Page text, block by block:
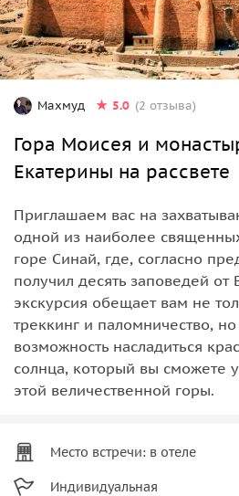
Махмуд 5.0 (2 отзыва)
Гора Моисея и
Екатерины на рассвете
Приглашаем вас на
одной из наиболее
горе Синай, где, согласно
получил десять заповедей от
экскурсия обещает вам не
треккинг и паломничество,
возможность насладиться
солнца, который вы сможете
этой величественной горы.
Место встречи: в отеле
Индивидуальная